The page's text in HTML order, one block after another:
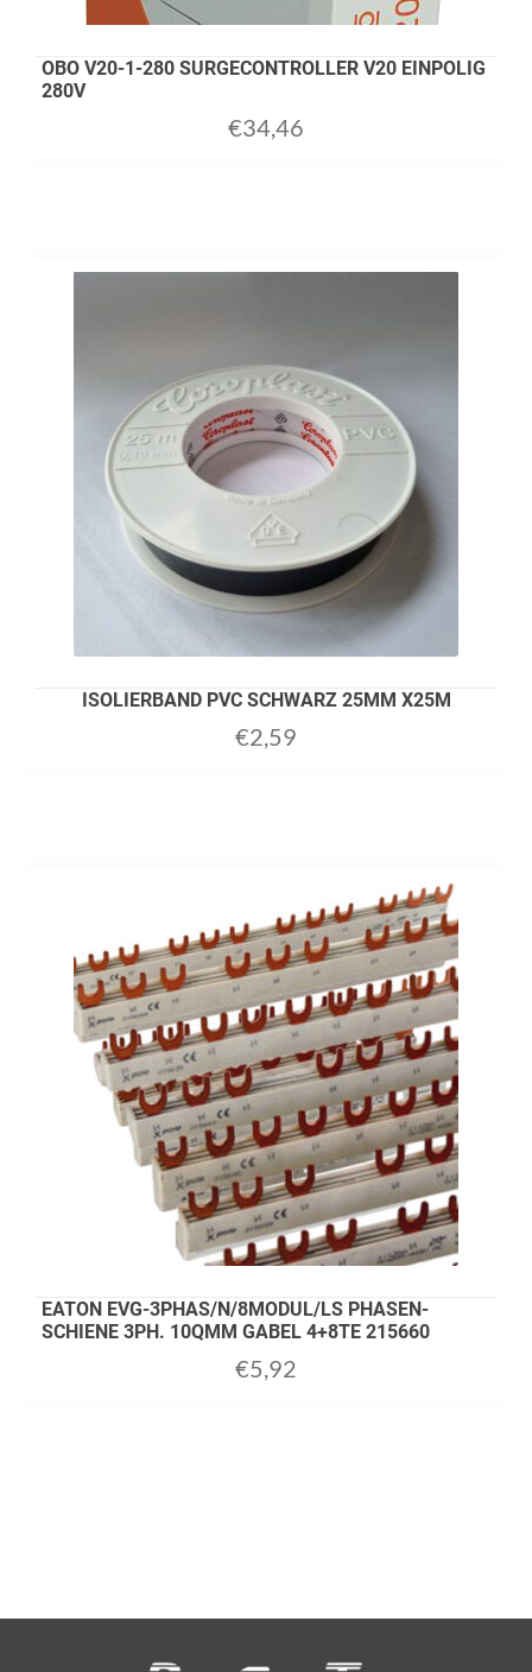
OBO V20-1-280 SURGECONTROLLER V20 EINPOLIG
280V
€34,46
ISOLIERBAND PVC SCHWARZ 25MM X25M
€2,59
EATON EVG-3PHAS/N/8MODUL/LS PHASEN-
SCHIENE 3PH. 10QMM GABEL 4+8TE 215660
€5,92